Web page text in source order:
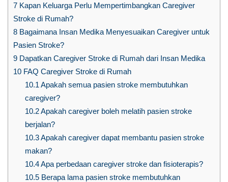
7 Kapan Keluarga Perlu Mempertimbangkan Caregiver
Stroke di Rumah?
8 Bagaimana Insan Medika Menyesuaikan Caregiver untuk
Pasien Stroke?
9 Dapatkan Caregiver Stroke di Rumah dari Insan Medika
10 FAQ Caregiver Stroke di Rumah
10.1 Apakah semua pasien stroke membutuhkan
caregiver?
10.2Apakah caregiver boleh melatih pasien stroke
berjalan?
10.3Apakah caregiver dapat membantu pasien stroke
makan?
10.4Apa perbedaan caregiver stroke dan fisioterapis?
10.5Berapa lama pasien stroke membutuhkan